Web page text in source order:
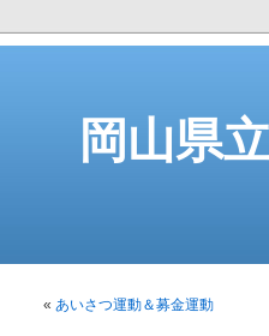
岡山県
« あいさつ運動＆募金運動